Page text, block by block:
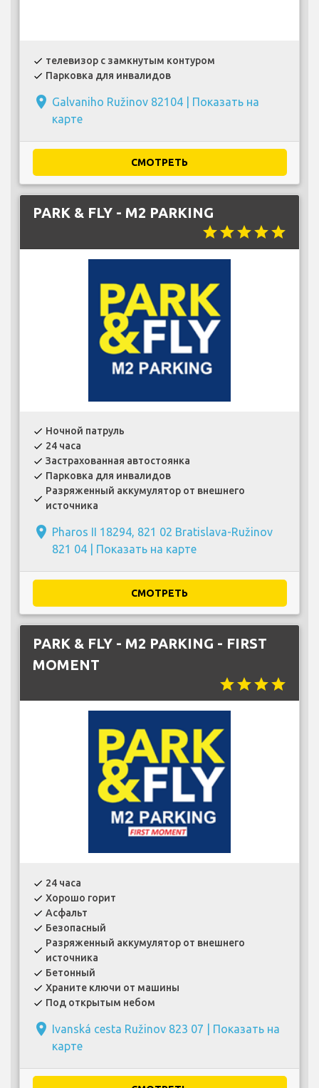
check телевизор с замкнутым контуром
check Парковка для инвалидов
place Galvaniho Ružinov 82104 | Показать на
карте
СМОТРЕТЬ
PARK & FLY - M2 PARKING
starstarstarstarstar
check Ночной патруль
check 24 часа
check Застрахованная автостоянка
check Парковка для инвалидов
check
Разряженный аккумулятор от внешнего
источника
place Pharos II 18294, 821 02 Bratislava-Ružinov
821 04 | Показать на карте
СМОТРЕТЬ
PARK & FLY - M2 PARKING - FIRST
MOMENT
starstarstarstar
check 24 часа
check Хорошо горит
check Асфальт
check Безопасный
check
Разряженный аккумулятор от внешнего
источника
check Бетонный
check Храните ключи от машины
check Под открытым небом
place Ivanská cesta Ružinov 823 07 | Показать на
карте